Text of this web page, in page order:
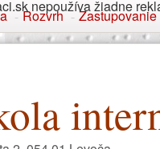
- Rozvrh - Zastupovanie
nepoužíva žiadne